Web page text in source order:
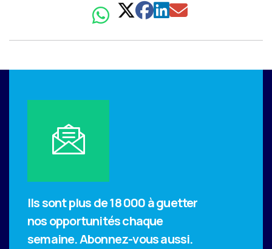
Ils sont plus de 18 000 à guetter
nos opportunités chaque
semaine.Abonnez-vous aussi.